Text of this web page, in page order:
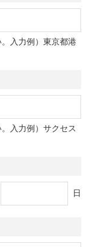
入力例）東京都港
入力例）サクセス
日